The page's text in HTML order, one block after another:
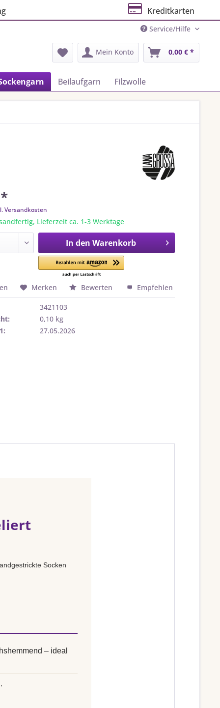
Kreditkarten
Service/Hilfe
Mein Konto 0,00 € *
Beilaufgarn Filzwolle
Versandkosten
Lieferzeit ca. 1-3 Werktage
In den Warenkorb
Merken Bewerten Empfehlen
3421103
0,10 kg
27.05.2026
Socken
– ideal